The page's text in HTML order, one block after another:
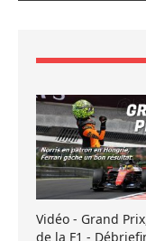
Vidéo - Grand
de la F1 -